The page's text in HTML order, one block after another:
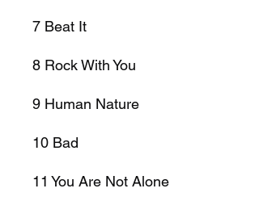
7 Beat It
8 Rock With You
9 Human Nature
10 Bad
11 You Are Not Alone